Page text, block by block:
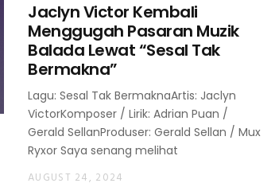
Jaclyn Victor Kembali
Menggugah Pasaran Muzik
Balada Lewat “Sesal Tak
Bermakna”
Lagu: Sesal Tak BermaknaArtis: Jaclyn
VictorKomposer / Lirik: Adrian Puan /
Gerald SellanProduser: Gerald Sellan / Mux
Ryxor Saya senang melihat
AUGUST 24, 2024